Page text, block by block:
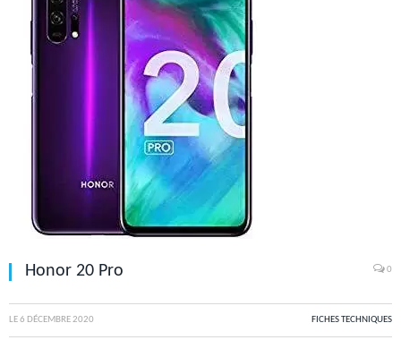
Honor 20 Pro 0
LE6 DÉCEMBRE 2020 FICHES TECHNIQUES